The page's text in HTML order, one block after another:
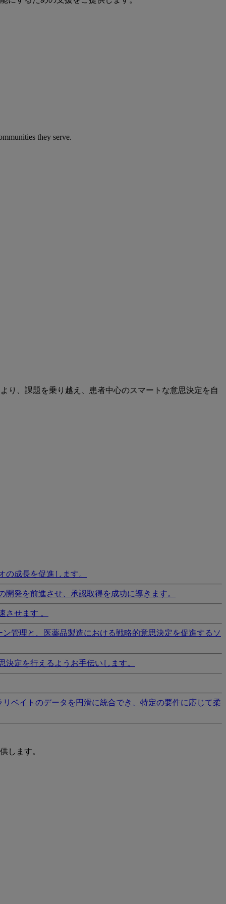
they serve.
り、課題を乗り越え、患者中心のスマートな意思決定を自
成長を促進します。
発を前進させ、承認取得を成功に導きます。
せます 。
管理と、医薬品製造における戦略的意思決定を促進するソ
定を行えるようお手伝いします。
ベイトのデータを円滑に統合でき、特定の要件に応じて柔
します。